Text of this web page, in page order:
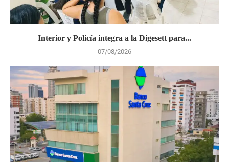
Interior y Policía integra a la Digesett para...
07/08/2026